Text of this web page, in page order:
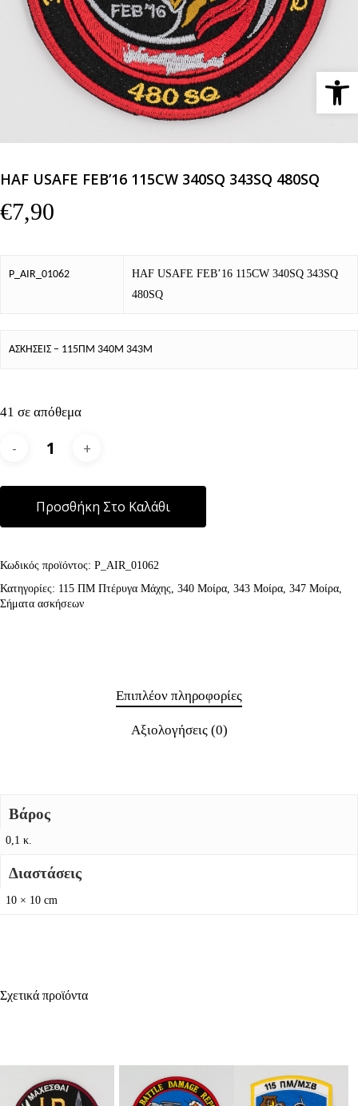
HAF USAFE FEB’16 115CW 340SQ 343SQ 480SQ
€7,90
P_AIR_01062
HAF USAFE FEB’16 115CW 340SQ 343SQ
480SQ
ΑΣΚΗΣΕΙΣ – 115ΠΜ 340Μ 343Μ
41 σε απόθεμα
Προσθήκη Στο Καλάθι
Κωδικός προϊόντος: P_AIR_01062
Κατηγορίες: 115 ΠΜ Πτέρυγα Μάχης, 340 Μοίρα, 343 Μοίρα, 347 Μοίρα,
Σήματα ασκήσεων
Επιπλέον πληροφορίες
Αξιολογήσεις (0)
Βάρος
0,1 κ.
Διαστάσεις
10 × 10 cm
Σχετικά προϊόντα